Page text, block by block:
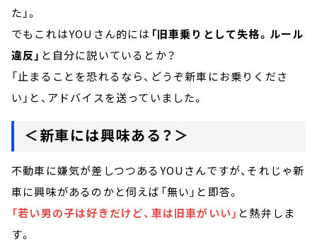
た」。
でもこれはYOUさん的には 「旧車乗りとして失格。ルール
違反」 と自分に説いているとか？
「止まることを恐れるなら、どうぞ新車にお乗りくださ
い」と、アドバイスを送っていました。
＜新車には興味ある？＞
不動車に嫌気が差しつつあるYOUさんですが、それじゃ新
車に興味があるのかと伺えば「無い」と即答。
「若い男の子は好きだけど、車は旧車がいい」 と熱弁しま
す。